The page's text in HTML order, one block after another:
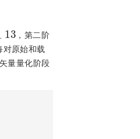
13
，第二阶
原始和载
量量化阶段